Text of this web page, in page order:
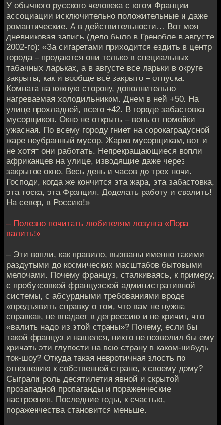
У обычного русского человека с югом Франции
ассоциации исключительно положительные и даже
романтические. А в действительности… Вот моя
дневниковая запись (дело было в Гренобле в августе
2002-го): «За сигаретами приходится ездить в центр
города – продаются они только в специальных
табачных ларьках, а в августе все ларьки в округе
закрыты, как и вообще всё закрыто – отпуска.
Комната на южную сторону, дополнительно
нагреваемая холодильником. Днем в ней +50. На
улице прохладней, всего +42. В городе забастовка
мусорщиков. Окно не открыть – вонь от помойки
ужасная. По всему городу гниет на сорокаградусной
жаре неубранный мусор. Жарко мусорщикам, вот и
не хотят они работать. Непрекращающиеся вопли
африканцев на улице, изводящие даже через
закрытое окно. Весь день и часов до трех ночи.
Господи, когда же кончится эта жара, эта забастовка,
эта тоска, эта Франция. Доделать работу и свалить!
На север, в Россию!»
– Полезно почитать любителям лозунга «Пора
валить!»
– Эти вопли, как правило, вызваны именно такими
раздутыми до космических масштабов бытовыми
мелочами. Почему француз, сталкиваясь, к примеру,
с пробуксовкой французской административной
системы, с абсурдными требованиями вроде
«предъявить справку о том, что вам не нужна
справка», не впадает в депрессию и не кричит, что
«валить надо из этой страны»? Почему, если бы
такой француз и нашелся, никто не позволил бы ему
кричать эти глупости на всю страну в каком-нибудь
ток-шоу? Откуда такая невротичная злость по
отношению к собственной стране, к своему дому?
Сыграли роль десятилетия явной и скрытой
прозападной пропаганды и пораженческие
настроения. Последние годы, к счастью,
пораженчества становится меньше.